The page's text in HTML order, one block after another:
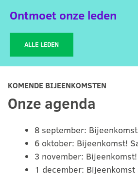
Ontmoet onze leden
ALLE LEDEN
KOMENDE BIJEENKOMSTEN
Onze agenda
8 september:
6 oktober: Bijeenkomst!
3 november:
1 december: Bijeenkomst